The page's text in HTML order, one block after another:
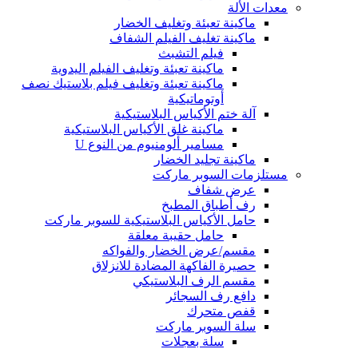
معدات الألة
ماكينة تعبئة وتغليف الخضار
ماكينة تغليف الفيلم الشفاف
فيلم التشبث
ماكينة تعبئة وتغليف الفيلم اليدوية
ماكينة تعبئة وتغليف فيلم بلاستيك نصف
أوتوماتيكية
آلة ختم الأكياس البلاستيكية
ماكينة غلق الأكياس البلاستيكية
مسامير ألومنيوم من النوع U
ماكينة تجليد الخضار
مستلزمات السوبر ماركت
عرض شفاف
رف أطباق المطبخ
حامل الأكياس البلاستيكية للسوبر ماركت
حامل حقيبة معلقة
مقسم/عرض الخضار والفواكه
حصيرة الفاكهة المضادة للانزلاق
مقسم الرف البلاستيكي
دافع رف السجائر
قفص متحرك
سلة السوبر ماركت
سلة بعجلات